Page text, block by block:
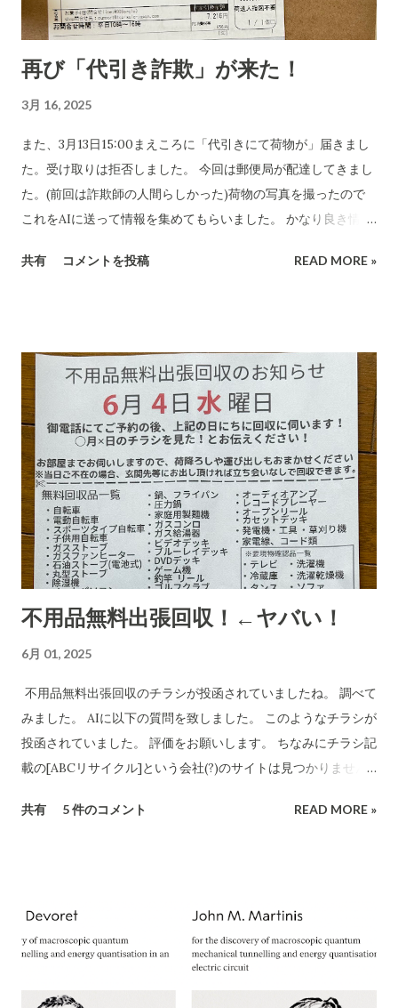
再び「代引き詐欺」が来た！
3月 16, 2025
また、3月13日15:00まえころに「代引きにて荷物が」届きまし
た。受け取りは拒否しました。 今回は郵便局が配達してきまし
た。(前回は詐欺師の人間らしかった)荷物の写真を撮ったので
これをAIに送って情報を集めてもらいました。 かなり良き情報
さまざま考え抜いてやっています。 高齢の女性や意思表示がで
受ける郵便局とヤマトなど宅配会社にとっては上得意のお客さ
まであるのかもしれない???...(受取拒絶で返品になる確率はかな
り高いのでその返送時の運賃も売上となります。) 以下は、AI
の分析です。長文です。 詐欺にかかる心理についてもAIに分
析・解説をしてもらいました。 CBB 株式会社、および
「charmmsho」という販売店に関する詐欺やトラブル報告の
有無を確認します。また、送り主情報の詳細な住所や連絡先が
正式な企業情報と一致するかどうかも調べます。 Research
completed in 8m· 16 件の情報源 CBB株式会社および販売店
「charmmsho」に関する調査報告 会社所在地・連絡先の検証
CBB株式会社は法人登記上、「大阪府泉南郡熊取町紺屋2丁目
屋2-20-1」と記載されています​ CBB-SHYOJI.COM 。販売店
「charmmsho」のサイト上で表示されていた会社所在地がこ
の住所と一致している場合、一見すると所在地に関しては正式
な企業情報と合致していると言えます。 しかし、連絡先情報に
してメールアドレスのみを掲載しており、電話番号は公開され
く名古屋（052）エリアの番号です。実際に「052-355...
共有 コメントを投稿 READ MORE »
不用品無料出張回収！←ヤバい！
6月 01, 2025
不用品無料出張回収のチラシが投函されていましたね。 調べて
みました。 AIに以下の質問を致しました。 このようなチラシが
投函されていました。 評価をお願いします。 ちなみにチラシ記
載の[ABCリサイクル]という会社(?)のサイトは見つかりません
https://www.city.tokorozawa.saitama.jp/kurashi/gomi/shi
には所沢市の「一般廃棄物処理業」の許可が必要です。 「産業
廃棄物処理業」や 「古物商」の許可では回収できません。
ChatGPT まえださん、画像ありがとうございます。このよう
な「不用品無料出張回収」のチラシについて、詳細に評価・ア
共有 5 件のコメント READ MORE »